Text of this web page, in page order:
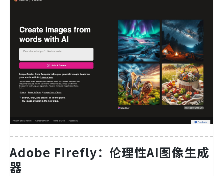
Adobe Firefly：伦理性AI图像生成
器